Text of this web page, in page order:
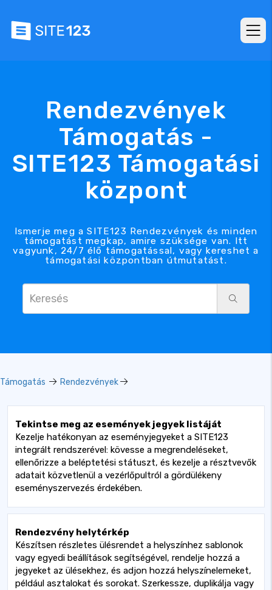
Rendezvények
Támogatás -
SITE123 Támogatási
központ
Ismerje meg a SITE123 Rendezvények és minden
támogatást megkap, amire szüksége van. Itt
vagyunk, 24/7 élő támogatással, vagy kereshet a
támogatási központban útmutatást.
Támogatás Rendezvények
Tekintse meg az események jegyek listáját
Kezelje hatékonyan az eseményjegyeket a SITE123
integrált rendszerével: kövesse a megrendeléseket,
ellenőrizze a beléptetési státuszt, és kezelje a résztvevők
adatait közvetlenül a vezérlőpultról a gördülékeny
eseményszervezés érdekében.
Rendezvény helytérkép
Készítsen részletes ülésrendet a helyszínhez sablonok
vagy egyedi beállítások segítségével, rendelje hozzá a
jegyeket az ülésekhez, és adjon hozzá helyszínelemeket,
például asztalokat és sorokat. Szerkessze, duplikálja vagy